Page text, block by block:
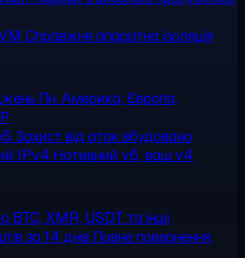
Справжня апаратна ізоляція
Пн. Америка, Європа,
Захист від атак вбудовано
IPv4 Нативний v6, ваш v4
BTC, XMR, USDT та інші
за 14 днів Повне повернення,